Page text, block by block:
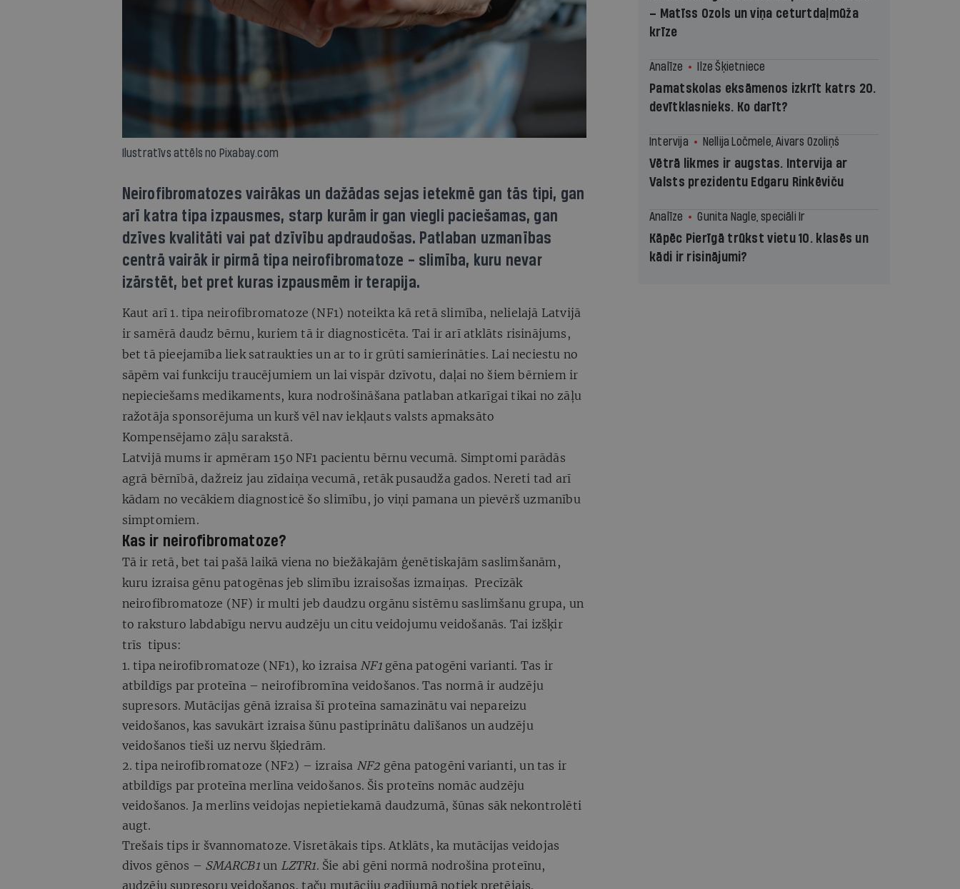
Ilustratīvs attēls no Pixabay.com
Neirofibromatozes vairākas un dažādas sejas ietekmē gan tās tipi, gan
arī katra tipa izpausmes, starp kurām ir gan viegli paciešamas, gan
dzīves kvalitāti vai pat dzīvību apdraudošas. Patlaban uzmanības
centrā vairāk ir pirmā tipa neirofibromatoze – slimība, kuru nevar
izārstēt, bet pret kuras izpausmēm ir terapija.
Kaut arī 1. tipa neirofibromatoze (NF1) noteikta kā retā slimība, nelielajā Latvijā
ir samērā daudz bērnu, kuriem tā ir diagnosticēta. Tai ir arī atklāts risinājums,
bet tā pieejamība liek satraukties un ar to ir grūti samierināties. Lai neciestu no
sāpēm vai funkciju traucējumiem un lai vispār dzīvotu, daļai no šiem bērniem ir
nepieciešams medikaments, kura nodrošināšana patlaban atkarīgai tikai no zāļu
ražotāja sponsorējuma un kurš vēl nav iekļauts valsts apmaksāto
Kompensējamo zāļu sarakstā.
Latvijā mums ir apmēram 150 NF1 pacientu bērnu vecumā. Simptomi parādās
agrā bērnībā, dažreiz jau zīdaiņa vecumā, retāk pusaudža gados. Nereti tad arī
kādam no vecākiem diagnosticē šo slimību, jo viņi pamana un pievērš uzmanību
simptomiem.
Kas ir neirofibromatoze?
Tā ir retā, bet tai pašā laikā viena no biežākajām ģenētiskajām saslimšanām,
kuru izraisa gēnu patogēnas jeb slimību izraisošas izmaiņas. Precīzāk
neirofibromatoze (NF) ir multi jeb daudzu orgānu sistēmu saslimšanu grupa, un
to raksturo labdabīgu nervu audzēju un citu veidojumu veidošanās. Tai izšķir
trīs tipus:
1. tipa neirofibromatoze (NF1), ko izraisa NF1gēna patogēni varianti. Tas ir
atbildīgs par proteīna – neirofibromīna veidošanos. Tas normā ir audzēju
supresors. Mutācijas gēnā izraisa šī proteīna samazinātu vai nepareizu
veidošanos, kas savukārt izraisa šūnu pastiprinātu dalīšanos un audzēju
veidošanos tieši uz nervu šķiedrām.
2. tipa neirofibromatoze (NF2) – izraisa NF2 gēna patogēni varianti, un tas ir
atbildīgs par proteīna merlīna veidošanos. Šis proteīns nomāc audzēju
veidošanos. Ja merlīns veidojas nepietiekamā daudzumā, šūnas sāk nekontrolēti
augt.
Trešais tips ir švannomatoze. Visretākais tips. Atklāts, ka mutācijas veidojas
divos gēnos – SMARCB1un LZTR1. Šie abi gēni normā nodrošina proteīnu,
audzēju supresoru veidošanos, taču mutāciju gadījumā notiek pretējais.
– Matīss Ozols un viņa ceturtdaļmūža
krīze
Analīze Ilze Šķietniece
Pamatskolas eksāmenos izkrīt katrs 20.
devītklasnieks. Ko darīt?
Intervija Nellija Ločmele, Aivars Ozoliņš
Vētrā likmes ir augstas. Intervija ar
Valsts prezidentu Edgaru Rinkēviču
Analīze Gunita Nagle, speciāli Ir
Kāpēc Pierīgā trūkst vietu 10. klasēs un
kādi ir risinājumi?